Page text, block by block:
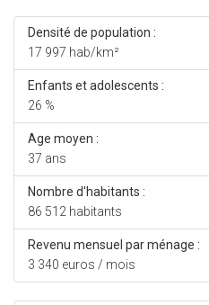
Densité de population :
17 997 hab/km²
Enfants et adolescents :
26 %
Age moyen :
37 ans
Nombre d'habitants :
86 512 habitants
Revenu mensuel par ménage :
3 340 euros / mois